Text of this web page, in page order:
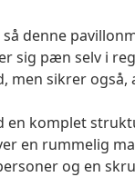
denne
sig pæn selv i
men sikrer
en komplet
en rummelig
og en